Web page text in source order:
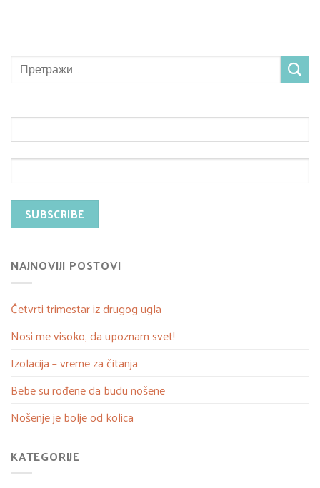
NAJNOVIJI POSTOVI
Četvrti trimestar iz drugog ugla
Nosi me visoko, da upoznam svet!
Izolacija – vreme za čitanja
Bebe su rođene da budu nošene
Nošenje je bolje od kolica
KATEGORIJE